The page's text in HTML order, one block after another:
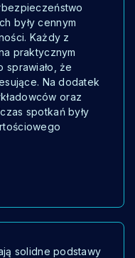
były cennym
Każdy z
praktycznym
sprawiało, że
Na dodatek
oraz
spotkań były
solidne podstawy